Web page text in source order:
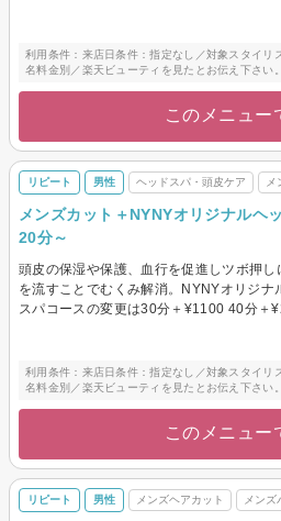
利用条件：来店日条件：指定なし／対象スタイリ
名料金別／楽天ビューティを見たとお伝え下さい。
このメニュー
リピート 男性 ヘッドスパ・頭皮ケア メ
メンズカット＋NYNYオリジナルヘ
20分～
頭皮の保湿や保護、血行を促進しツボ押
を流すことでむくみ解消。NYNYオリジナ
スパコースの変更は30分＋¥1100 40分＋
利用条件：来店日条件：指定なし／対象スタイリ
名料金別／楽天ビューティを見たとお伝え下さい。
このメニュー
リピート 男性 メンズヘアカット メンズ